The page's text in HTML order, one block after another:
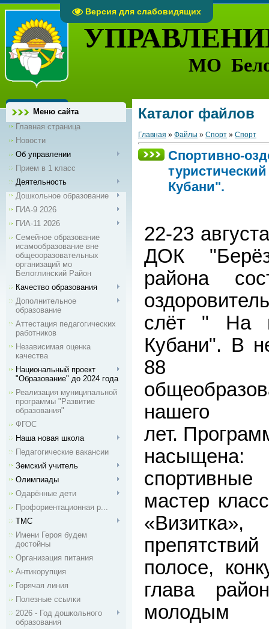
Версия для слабовидящих
МО
Меню сайта
Главная страница
Новости
Об управлении
Прием в 1 класс
Деятельность
Дошкольное образование
ГИА-9 2026
ГИА-11 2026
Семейное образование
исамообразование вне
общеооразовательных
организаций мо
Белоглинский Район
Качество образования
Дополнительное
образование
Аттестация педагогических
работников
Независимая оценка
качества
Национальный проект
"Образование" до 2024 года
Реализация муниципальной
программы "Развитие
образования"
ФГОС
Наша новая школа
Педагогические вакансии
Земский учитель
Олимпиады
Одарённые дети
Профориентационная р...
ТМС
Имени Героя будем
достойны
Организация питания
Антикорупция
Горячая линия
Полезные ссылки
2026 - Год дошкольного
образования
Каталог файлов
Главная » Файлы » Спорт » Спорт
Спортивно-
Кубани".
22-23
ДОК
района
слёт " На
Кубани". В
88
нашего
лет.
мастер
полосе,
глава